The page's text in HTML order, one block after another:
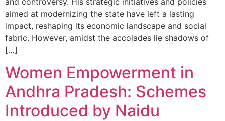
and controversy. His strategic initiatives and policies
aimed at modernizing the state have left a lasting
impact, reshaping its economic landscape and social
fabric. However, amidst the accolades lie shadows of
[…]
Women Empowerment in
Andhra Pradesh: Schemes
Introduced by Naidu